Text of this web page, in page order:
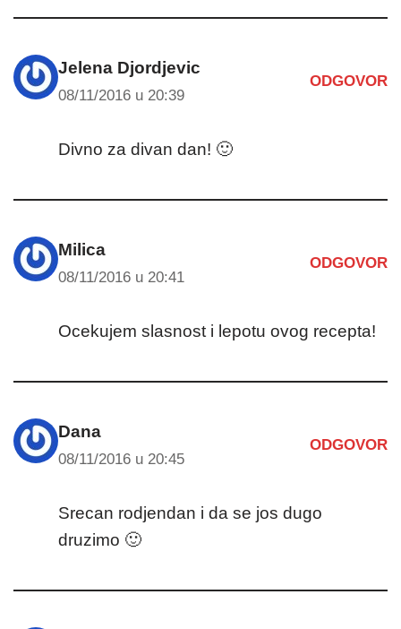
Jelena Djordjevic
08/11/2016 u 20:39
ODGOVOR
Divno za divan dan! 🙂
Milica
08/11/2016 u 20:41
ODGOVOR
Ocekujem slasnost i lepotu ovog recepta!
Dana
08/11/2016 u 20:45
ODGOVOR
Srecan rodjendan i da se jos dugo
druzimo 🙂